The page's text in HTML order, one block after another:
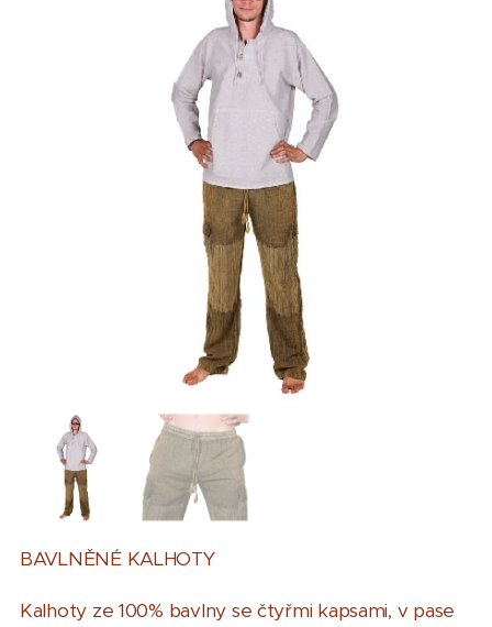
BAVLNĚNÉ KALHOTY
Kalhoty ze 100% bavlny se čtyřmi kapsami, v pase